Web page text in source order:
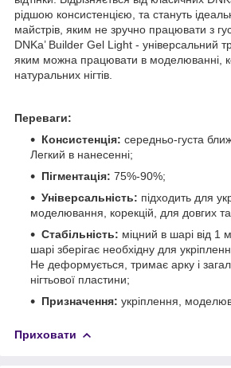
рідшою консистенцією, та стануть
майстрів, яким не зручно працювати з
DNKa’ Builder Gel Light - універсальний
яким можна працювати в моделюванні,
натуральних нігтів.
Переваги:
Консистенція: середньо-густа
Легкий в нанесенні;
Пігментація: 75%-90%;
Універсальність: підходить для
моделювання, корекцій, для довгих та
Стабільність: міцний в шарі від
шарі зберігає необхідну для
Не деформується, тримає арку і
нігтьової пластини;
Призначення: укріплення,
Приховати